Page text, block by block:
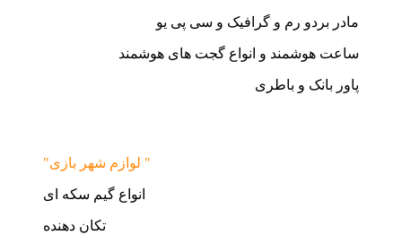
مادر بردو رم و گرافیک و سی پی یو
ساعت هوشمند و انواع گجت های هوشمند
پاور بانک و باطری
"لوازم شهر بازی "
انواع گیم سکه ای
تکان دهنده